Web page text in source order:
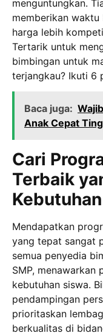
menguntungkan.
memberikan
harga lebih
Tertarik untuk
bimbingan untuk
terjangkau? Ikuti 6
Baca juga:
Anak Cepat
Cari
Terbaik
Kebutuhan
Mendapatkan
yang tepat sangat
semua penyedia
SMP, menawarkan
kebutuhan siswa.
pendampingan
prioritaskan
berkualitas di